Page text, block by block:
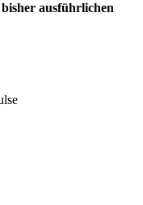
ausführlichen